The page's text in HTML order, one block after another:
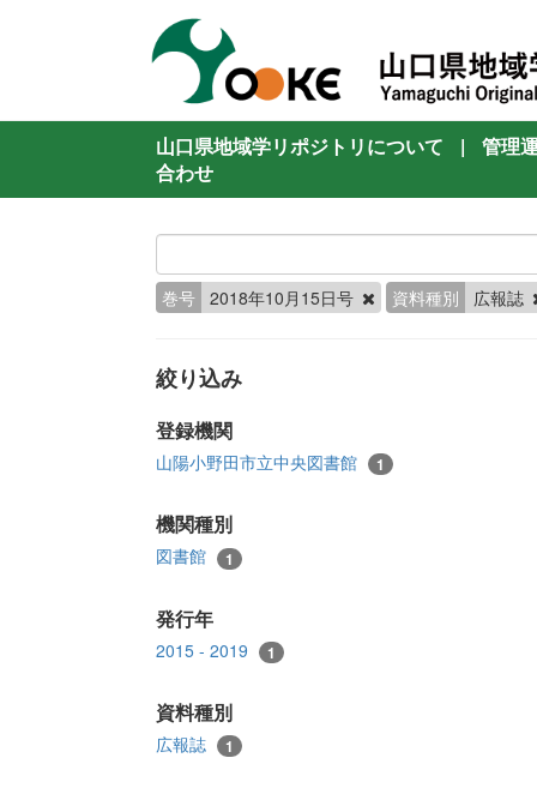
山口県地域学リポジトリについて |
管理
合わせ
巻号 2018年10月15日号 資料種別 広報誌
絞り込み
登録機関
山陽小野田市立中央図書館 1
機関種別
図書館 1
発行年
2015 - 2019 1
資料種別
広報誌 1